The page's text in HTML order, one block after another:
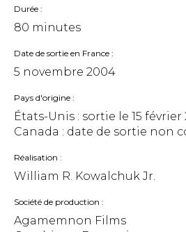
Durée
80 minutes
Date de sortie en France
5 novembre 2004
Pays d'origine
États-Unis : sortie le 15 février
Canada : date de sortie non
Réalisation
William R. Kowalchuk Jr.
Société de production
Agamemnon Films